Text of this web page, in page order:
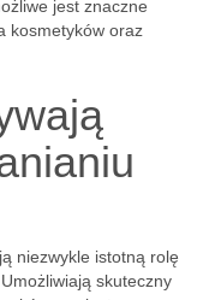
jest znaczne
kosmetyków oraz
niezwykle istotną rolę
skuteczny